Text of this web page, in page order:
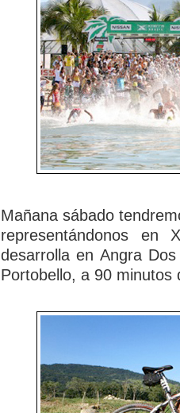
Mañana sábado
representándonos en
desarrolla en Angra
Portobello, a 90 minutos